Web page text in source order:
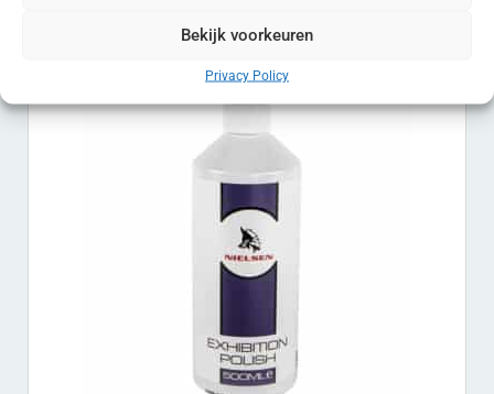
Bekijk voorkeuren
Privacy Policy